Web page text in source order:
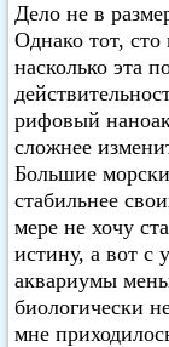
Дело не в
Однако тот, сто
насколько эта
рифовый
сложнее
Большие
стабильнее
мере не хочу
истину, а вот с
аквариумы
биологически
мне